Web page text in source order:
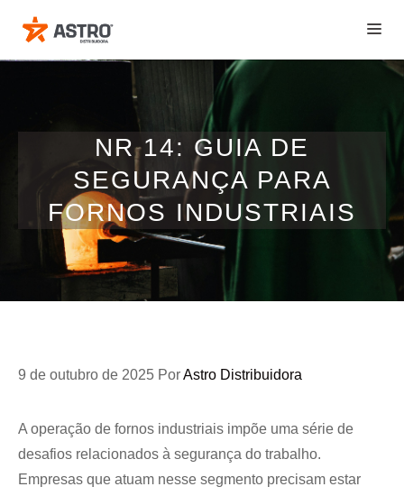
para
o
NR 14: GUIA DE
SEGURANÇA PARA
FORNOS INDUSTRIAIS
9 de outubro de 2025 PorAstro Distribuidora
A operação de fornos industriais impõe uma série de
desafios relacionados à segurança do trabalho.
Empresas que atuam nesse segmento precisam estar